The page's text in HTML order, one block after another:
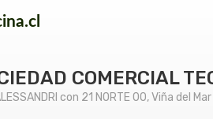
COMERCIAL
con 21 NORTE 00, Viña del